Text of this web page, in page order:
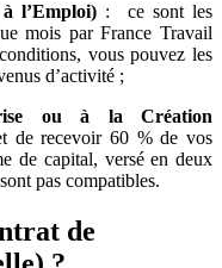
l’Emploi) : ce sont les
mois par France Travail
vous pouvez les
d’activité ;
ou à la Création
de recevoir 60 % de vos
de capital, versé en deux
pas compatibles.
de